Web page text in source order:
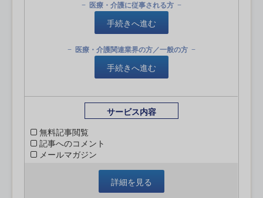
医療・介護に従事される方
手続きへ進む
医療・介護関連業界の方／一般の方
手続きへ進む
サービス内容
無料記事閲覧
記事へのコメント
メールマガジン
詳細を見る